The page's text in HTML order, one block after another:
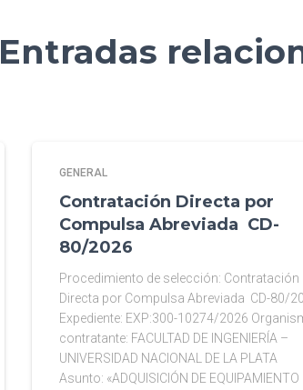
Entradas
GENERAL
Contratación Directa por
Compulsa Abreviada CD-
80/2026
Procedimiento de selección: Contratación
Directa por Compulsa Abreviada CD-80/
Expediente: EXP:300-10274/2026
contratante: FACULTAD DE INGENIERÍA –
UNIVERSIDAD NACIONAL DE LA PLATA
Asunto: «ADQUISICIÓN DE EQUIPAMIENTO